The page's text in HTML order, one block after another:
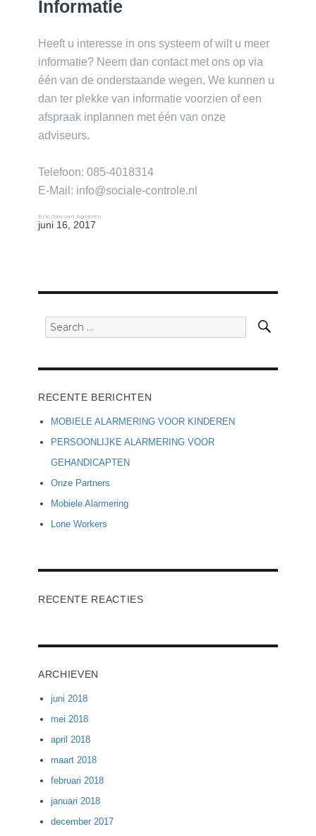
Informatie
Heeft u interesse in ons systeem of wilt u meer
informatie? Neem dan contact met ons op via
één van de onderstaande wegen. We kunnen u
dan ter plekke van informatie voorzien of een
afspraak inplannen met één van onze
adviseurs.
Telefoon: 085-4018314
E-Mail: info@sociale-controle.nl
Author
Eric-Jan van Agteren
juni 16, 2017
Search
for:
RECENTE BERICHTEN
MOBIELE ALARMERING VOOR KINDEREN
PERSOONLIJKE ALARMERING VOOR
GEHANDICAPTEN
Onze Partners
Mobiele Alarmering
Lone Workers
RECENTE REACTIES
ARCHIEVEN
juni 2018
mei 2018
april 2018
maart 2018
februari 2018
januari 2018
december 2017